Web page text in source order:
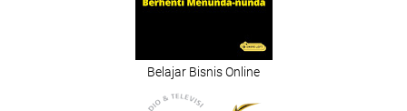
Belajar Bisnis Online